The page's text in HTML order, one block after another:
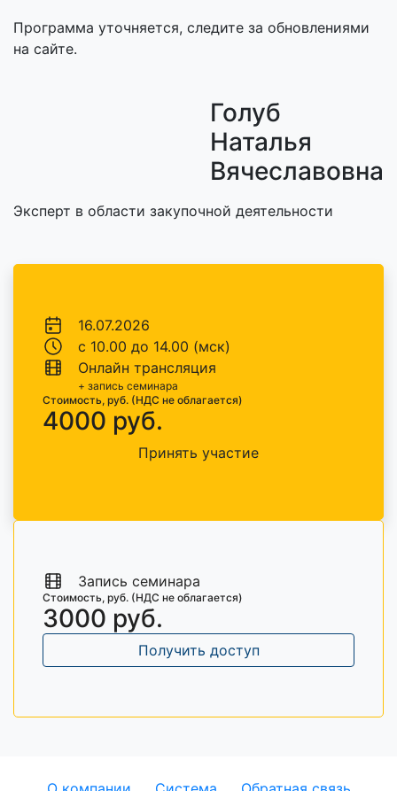
Программа уточняется, следите за обновлениями
на сайте.
Голуб
Наталья
Вячеславовна
Эксперт в области закупочной деятельности
16.07.2026
с 10.00 до 14.00 (мск)
Онлайн трансляция
+ запись семинара
Стоимость, руб. (НДС не облагается)
4000 руб.
Принять участие
Запись семинара
Стоимость, руб. (НДС не облагается)
3000 руб.
Получить доступ